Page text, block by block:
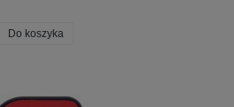
Do koszyka